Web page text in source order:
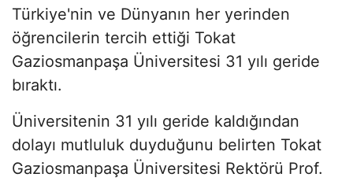
Türkiye'nin ve Dünyanın her yerinden
öğrencilerin tercih ettiği Tokat
Gaziosmanpaşa Üniversitesi 31 yılı geride
bıraktı.
Üniversitenin 31 yılı geride kaldığından
dolayı mutluluk duyduğunu belirten Tokat
Gaziosmanpaşa Üniversitesi Rektörü Prof.